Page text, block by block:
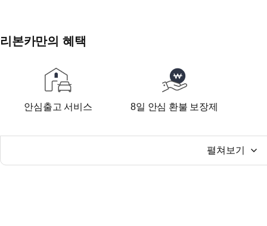
리본카만의 혜택
안심출고 서비스 8일 안심 환불 보장제
펼쳐보기